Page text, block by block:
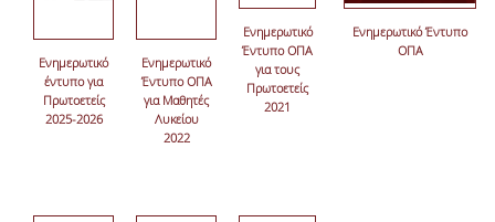
Ενημερωτικό
έντυπο για
Πρωτοετείς
2025-2026
Ενημερωτικό
Έντυπο ΟΠΑ
για Μαθητές
Λυκείου
2022
Ενημερωτικό
Έντυπο ΟΠΑ
για τους
Πρωτοετείς
2021
Ενημερωτικό Έντυπο
ΟΠΑ